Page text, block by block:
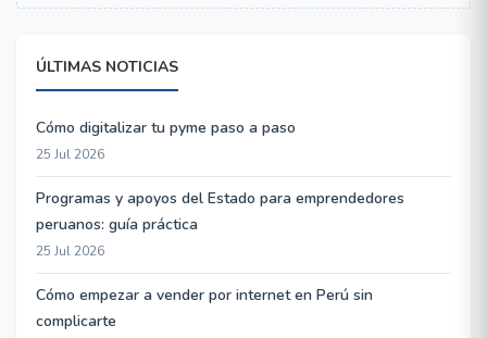
ÚLTIMAS NOTICIAS
Cómo digitalizar tu pyme paso a paso
25 Jul 2026
Programas y apoyos del Estado para emprendedores
peruanos: guía práctica
25 Jul 2026
Cómo empezar a vender por internet en Perú sin
complicarte